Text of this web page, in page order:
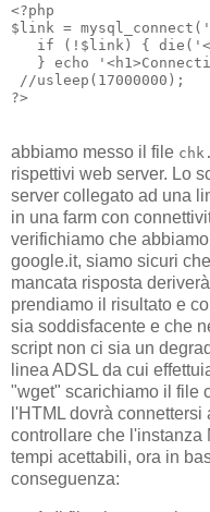
<?php
$link =
if (!$link) {
} echo
//usleep(17000000);
abbiamo messo il file
rispettivi web server. Lo
server collegato ad una
in una farm con
verifichiamo che
google.it, siamo sicuri
mancata risposta
prendiamo il risultato e
sia soddisfacente e che
script non ci sia un
linea ADSL da cui
"wget" scarichiamo il file
l'HTML dovrà
controllare che l'instanza
tempi acettabili, ora in
conseguenza: